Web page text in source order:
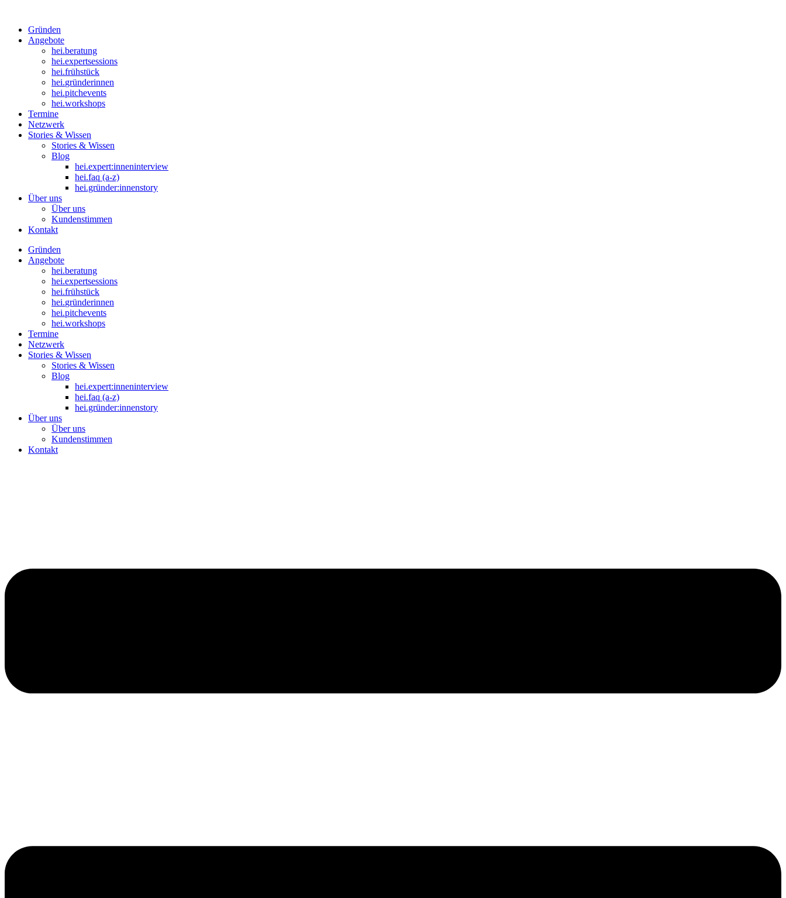
Gründen
Angebote
hei.beratung
hei.expertsessions
hei.frühstück
hei.gründerinnen
hei.pitchevents
hei.workshops
Termine
Netzwerk
Stories & Wissen
Stories & Wissen
Blog
hei.expert:inneninterview
hei.faq (a-z)
hei.gründer:innenstory
Über uns
Über uns
Kundenstimmen
Kontakt
Gründen
Angebote
hei.beratung
hei.expertsessions
hei.frühstück
hei.gründerinnen
hei.pitchevents
hei.workshops
Termine
Netzwerk
Stories & Wissen
Stories & Wissen
Blog
hei.expert:inneninterview
hei.faq (a-z)
hei.gründer:innenstory
Über uns
Über uns
Kundenstimmen
Kontakt